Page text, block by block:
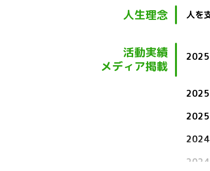
人生理念 人を
活動実績
メディア掲載